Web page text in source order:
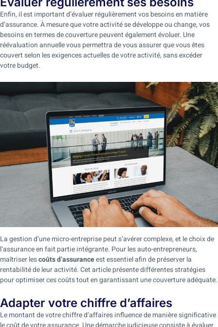
Enfin, il est important d’évaluer régulièrement vos besoins en matière
d’assurance. À mesure que votre activité se développe ou change, vos
besoins en termes de couverture peuvent également évoluer. Une
réévaluation annuelle vous permettra de vous assurer que vous êtes
couvert selon les exigences actuelles de votre activité, sans excéder
votre budget.
La gestion d’une micro-entreprise peut s’avérer complexe, et le choix de
l’assurance en fait partie intégrante. Pour les auto-entrepreneurs,
maîtriser lescoûts d’assuranceest essentiel afin de préserver la
rentabilité de leur activité. Cet article présente différentes stratégies
pour optimiser ces coûts tout en garantissant une couverture adéquate.
Adapter votre chiffre d’affaires
Le montant de votre chiffre d’affaires influence de manière significative